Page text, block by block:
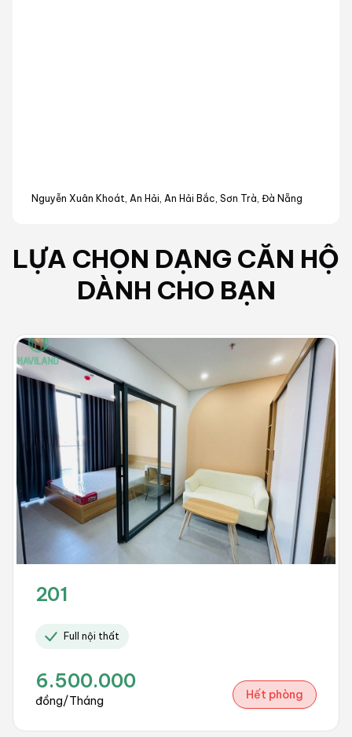
Nguyễn Xuân Khoát, An Hải, An Hải Bắc, Sơn Trà, Đà Nẵng
LỰA CHỌN DẠNG CĂN HỘ
DÀNH CHO BẠN
201
Full nội thất
6.500.000
đồng/Tháng Hết phòng